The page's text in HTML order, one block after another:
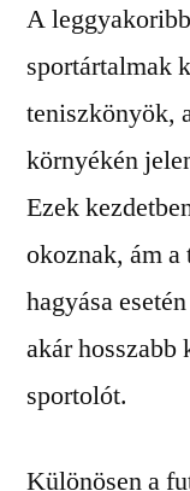
A
sportártalmak
teniszkönyök,
környékén
Ezek
okoznak, ám
hagyása
akár hosszabb
sportolót.
Különösen a